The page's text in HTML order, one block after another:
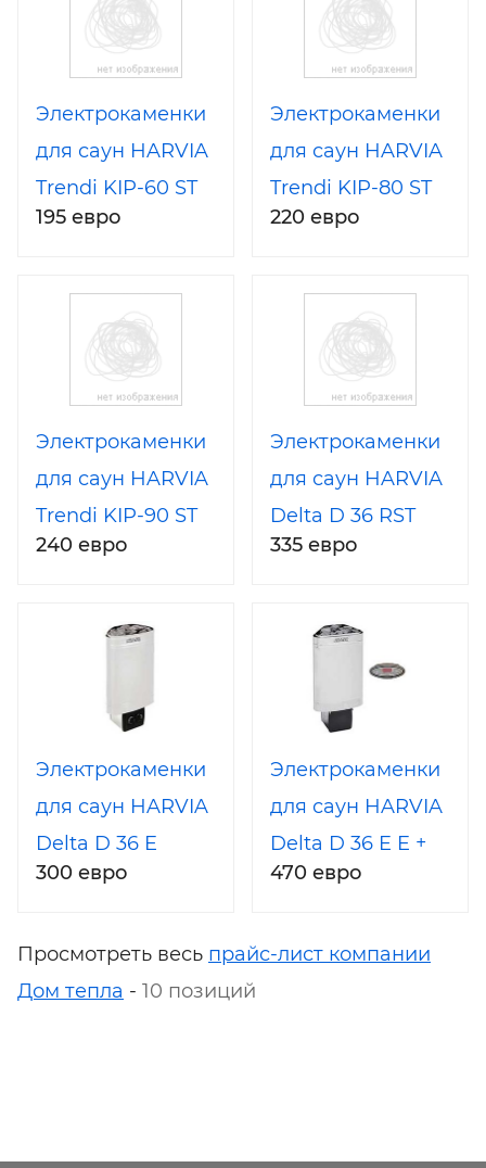
Электрокаменки
для саун HARVIA
Trendi KIP-60 ST
195 евро
Электрокаменки
для саун HARVIA
Trendi KIP-80 ST
220 евро
Электрокаменки
для саун HARVIA
Trendi KIP-90 ST
240 евро
Электрокаменки
для саун HARVIA
Delta D 36 RST
335 евро
Электрокаменки
для саун HARVIA
Delta D 36 E
300 евро
Электрокаменки
для саун HARVIA
Delta D 36 E E +
пульт
470 евро
Просмотреть весь прайс-лист компании
Дом тепла - 10 позиций